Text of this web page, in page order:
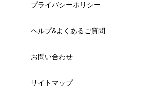
プライバシーポリシー
ヘルプ&よくあるご質問
お問い合わせ
サイトマップ